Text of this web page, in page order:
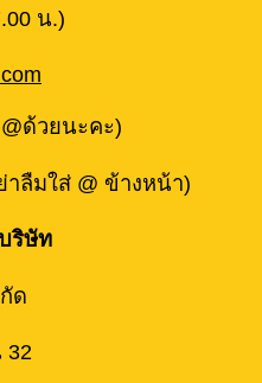
น.)
ด้วยนะคะ)
ลืมใส่ @ ข้างหน้า)
ริษัท
ด
32